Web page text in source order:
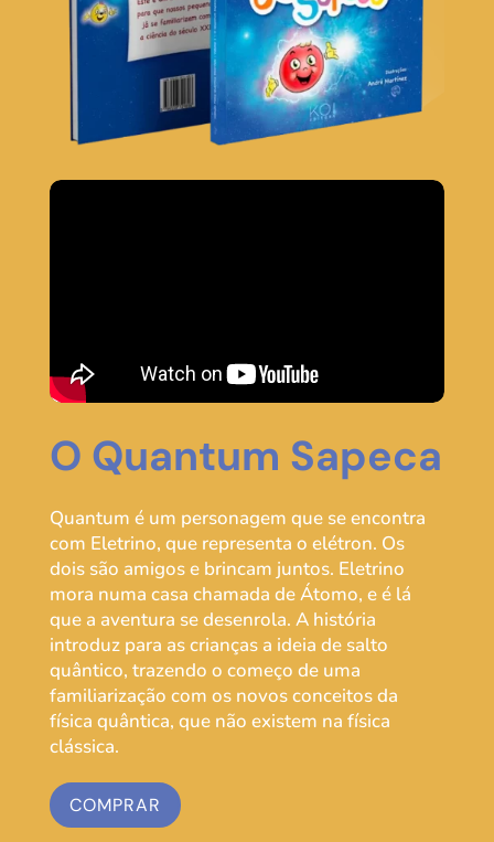
O Quantum Sapeca
Quantum é um personagem que se encontra
com Eletrino, que representa o elétron. Os
dois são amigos e brincam juntos. Eletrino
mora numa casa chamada de Átomo, e é lá
que a aventura se desenrola. A história
introduz para as crianças a ideia de salto
quântico, trazendo o começo de uma
familiarização com os novos conceitos da
física quântica, que não existem na física
clássica.
COMPRAR